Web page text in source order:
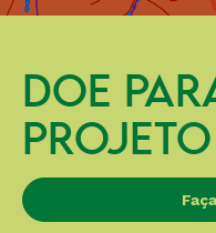
DOE
PROJETO